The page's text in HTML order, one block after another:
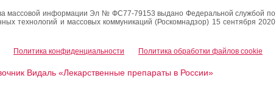
массовой информации Эл № ФС77-79153 выдано Федеральной службой по
технологий и массовых коммуникаций (Роскомнадзор) 15 сентября 2020
Политика конфиденциальности Политика обработки файлов cookie
Видаль «Лекарственные препараты в России»